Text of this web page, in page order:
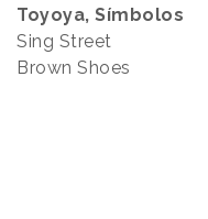
Toyoya, Símbolos
Sing Street
Brown Shoes